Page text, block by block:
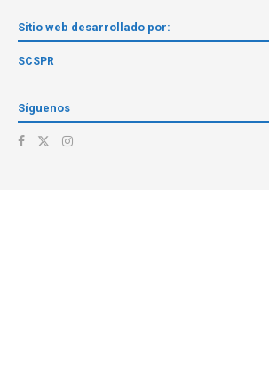
Sitio web desarrollado por:
SCSPR
Síguenos